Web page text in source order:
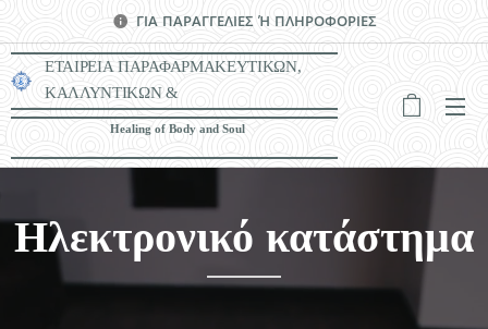
ΓΙΑ ΠΑΡΑΓΓΕΛΙΕΣ Ή ΠΛΗΡΟΦΟΡΙΕΣ
ΕΤΑΙΡΕΙΑ ΠΑΡΑΦΑΡΜΑΚΕΥΤΙΚΩΝ,
ΚΑΛΛΥΝΤΙΚΩΝ &
ΙΑΤΡΟΤΕΧΝΟΛΟΓΙΚΩΝ ΠΡΟΪΟΝΤΩΝ
Healing of Body and Soul
Ηλεκτρονικό κατάστημα